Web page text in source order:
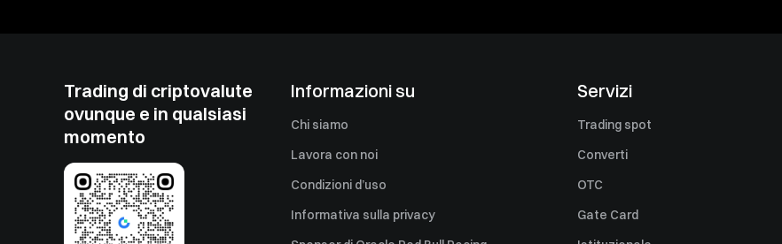
Trading di criptovalute
ovunque e in qualsiasi
momento
Informazioni su
Chi siamo
Lavora con noi
Condizioni d’uso
Informativa sulla privacy
Servizi
Trading spot
Converti
OTC
Gate Card